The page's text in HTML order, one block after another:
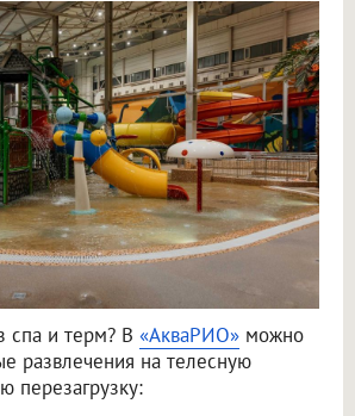
спа и терм? В «АкваРИО» можно
развлечения на телесную
перезагрузку: